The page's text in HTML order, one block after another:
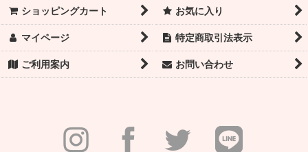
(税込)
ルソール ライトピンク
2,970 (税込)
レッチ ライトピンク
3,190円
ショッピングカート お気に入り
マイページ 特定商取引法表示
ご利用案内 お問い合わせ